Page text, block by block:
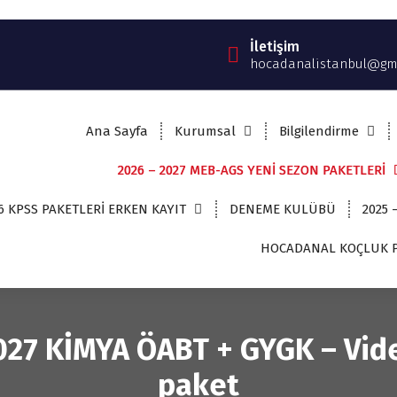
İletişim
Ana Sayfa Kurumsal Bilgilendirme
2026 – 2027 MEB-AGS YENİ SEZON PAKETLERİ
KPSS PAKETLERİ ERKEN KAYIT DENEME KULÜBÜ 2025
HOCADANAL KOÇLUK
KİMYA ÖABT + GYGK –
paket